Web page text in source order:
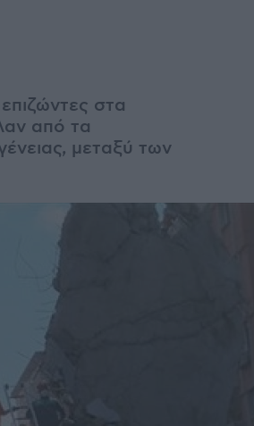
στα
από τα
μεταξύ των